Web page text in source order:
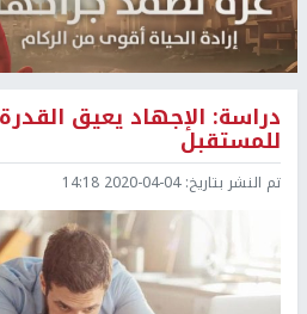
دراسة: الإجهاد يعيق
للمستقبل
تم النشر بتاريخ:2020-04-04 14:18